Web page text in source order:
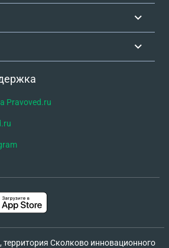
Pravoved.ru
территория Сколково инновационного